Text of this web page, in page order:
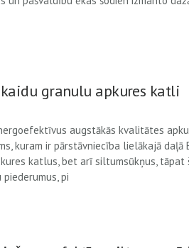
granulu apkures katli
augstākās kvalitātes
kuram ir pārstāvniecība lielākajā daļā
katlus, bet arī siltumsūkņus, tāpat
pi